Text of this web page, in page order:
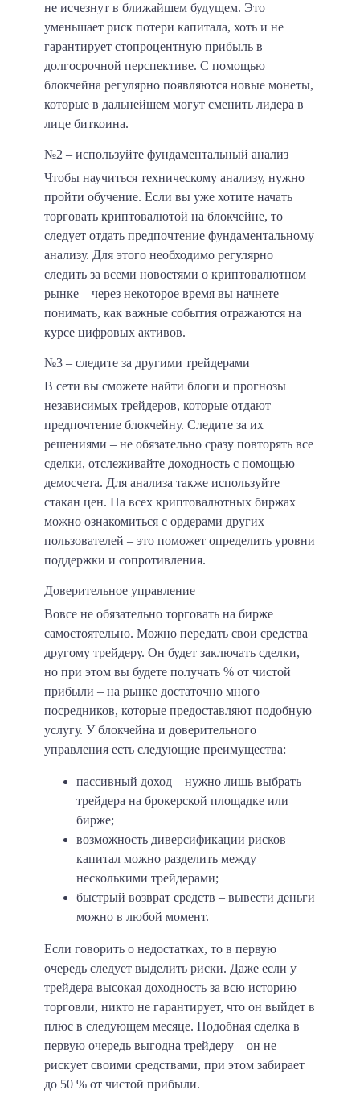
не исчезнут в ближайшем будущем. Это
уменьшает риск потери капитала, хоть и не
гарантирует стопроцентную прибыль в
долгосрочной перспективе. С помощью
блокчейна регулярно появляются новые монеты,
которые в дальнейшем могут сменить лидера в
лице биткоина.
№2 – используйте фундаментальный анализ
Чтобы научиться техническому анализу, нужно
пройти обучение. Если вы уже хотите начать
торговать криптовалютой на блокчейне, то
следует отдать предпочтение фундаментальному
анализу. Для этого необходимо регулярно
следить за всеми новостями о криптовалютном
рынке – через некоторое время вы начнете
понимать, как важные события отражаются на
курсе цифровых активов.
№3 – следите за другими трейдерами
В сети вы сможете найти блоги и прогнозы
независимых трейдеров, которые отдают
предпочтение блокчейну. Следите за их
решениями – не обязательно сразу повторять все
сделки, отслеживайте доходность с помощью
демосчета. Для анализа также используйте
стакан цен. На всех криптовалютных биржах
можно ознакомиться с ордерами других
пользователей – это поможет определить уровни
поддержки и сопротивления.
Доверительное управление
Вовсе не обязательно торговать на бирже
самостоятельно. Можно передать свои средства
другому трейдеру. Он будет заключать сделки,
но при этом вы будете получать % от чистой
прибыли – на рынке достаточно много
посредников, которые предоставляют подобную
услугу. У блокчейна и доверительного
управления есть следующие преимущества:
пассивный доход – нужно лишь выбрать
трейдера на брокерской площадке или
бирже;
возможность диверсификации рисков –
капитал можно разделить между
несколькими трейдерами;
быстрый возврат средств – вывести деньги
можно в любой момент.
Если говорить о недостатках, то в первую
очередь следует выделить риски. Даже если у
трейдера высокая доходность за всю историю
торговли, никто не гарантирует, что он выйдет в
плюс в следующем месяце. Подобная сделка в
первую очередь выгодна трейдеру – он не
рискует своими средствами, при этом забирает
до 50 % от чистой прибыли.